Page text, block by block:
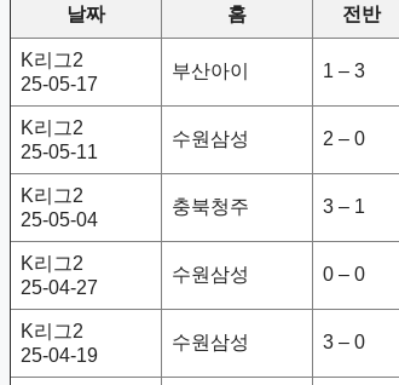
날짜 홈 전반
K리그2
25-05-17
부산아이 1 – 3
K리그2
25-05-11
수원삼성 2 – 0
K리그2
25-05-04
충북청주 3 – 1
K리그2
25-04-27
수원삼성 0 – 0
K리그2
25-04-19
수원삼성 3 – 0